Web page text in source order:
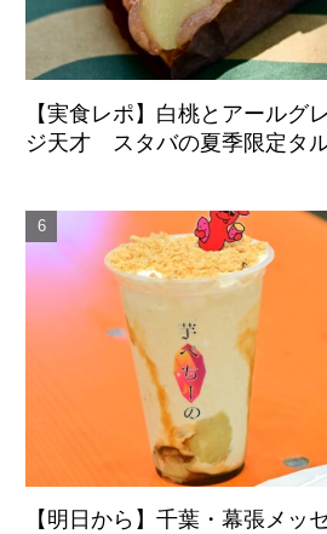
【実食レポ】白桃とアールグ
ジ天才 スタバの夏季限定タ
【明日から】千葉・幕張メッ